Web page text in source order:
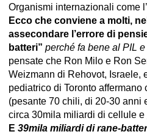
Organismi internazionali come
Ecco che conviene a molti,
assecondare l’errore di
batteri” perché fa bene al PIL
pensate che Ron Milo e Ron
Weizmann di Rehovot, Israele,
pediatrico di Toronto affermano
(pesante 70 chili, di 20-30 anni
circa 30mila miliardi di cellule e
E 39mila miliardi di rane-